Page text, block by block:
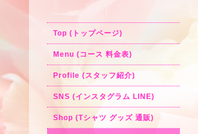
Top (トップページ)
Menu (コース 料金表)
Profile (スタッフ紹介)
SNS (インスタグラム LINE)
Shop (Tシャツ グッズ 通販)